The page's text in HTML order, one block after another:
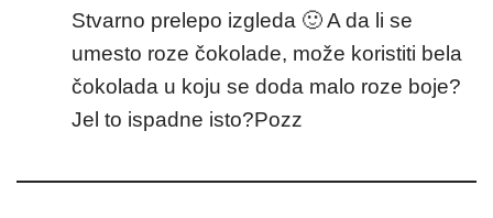
Stvarno prelepo izgleda 🙂 A da li se
umesto roze čokolade, može koristiti bela
čokolada u koju se doda malo roze boje?
Jel to ispadne isto?Pozz